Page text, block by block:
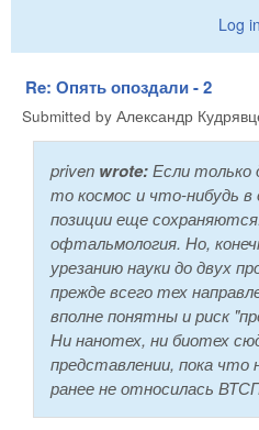
Log in
Re: Опять опоздали - 2
Submitted by Александр
priven wrote:Если только
то космос и что-нибудь
позиции еще
офтальмология. Но,
урезанию науки до двух
прежде всего тех
вполне понятны и риск
Ни нанотех, ни биотех
представлении, пока что
ранее не относилась